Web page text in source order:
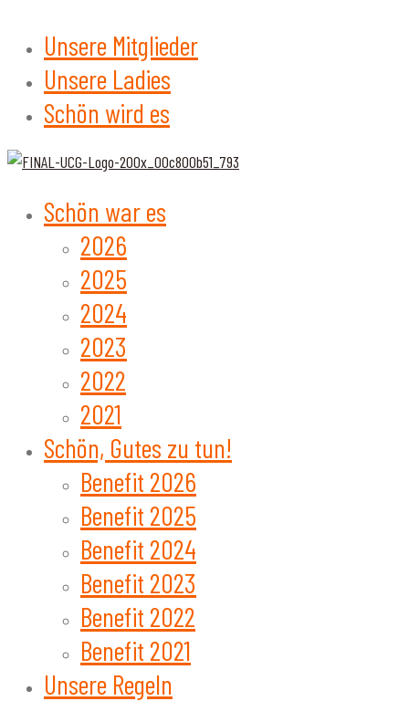
Unsere Mitglieder
Unsere Ladies
Schön wird es
Schön war es
2026
2025
2024
2023
2022
2021
Schön, Gutes zu tun!
Benefit 2026
Benefit 2025
Benefit 2024
Benefit 2023
Benefit 2022
Benefit 2021
Unsere Regeln